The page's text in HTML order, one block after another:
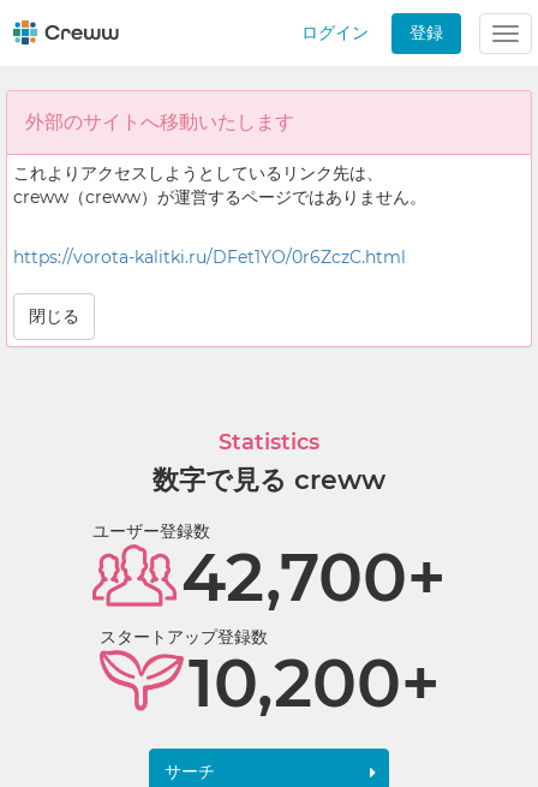
ログイン 登録
外部のサイトへ移動いたします
これよりアクセスしようとしているリンク先は、
creww（creww）が運営するページではありません。
https://vorota-kalitki.ru/DFet1YO/0r6ZczC.html
閉じる
Statistics
数字で見る creww
ユーザー登録数
42,700+
スタートアップ登録数
10,200+
サーチ